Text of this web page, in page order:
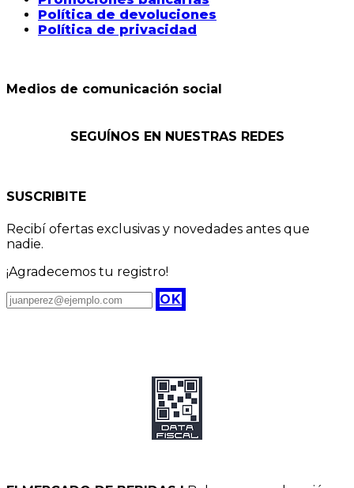
Política de devoluciones
Política de privacidad
Medios de comunicación social
SEGUÍNOS EN NUESTRAS REDES
SUSCRIBITE
Recibí ofertas exclusivas y novedades antes que
nadie.
¡Agradecemos tu registro!
OK